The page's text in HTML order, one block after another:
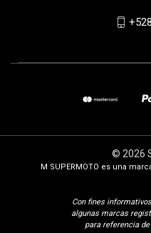
© 2026
M SUPERMOTO es una
Con fines i
algunas marcas
para referencia